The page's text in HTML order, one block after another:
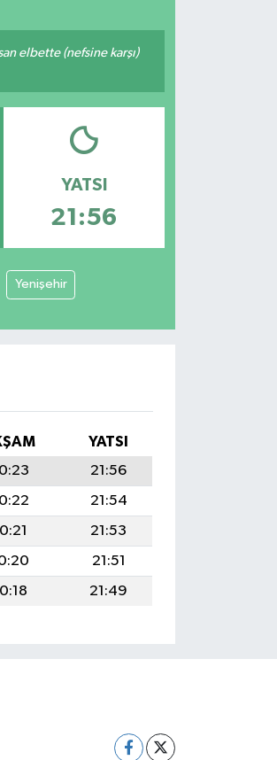
elbette (nefsine karşı)
YATSI
21:56
Yenişehir
YATSI
21:56
21:54
21:53
21:51
21:49